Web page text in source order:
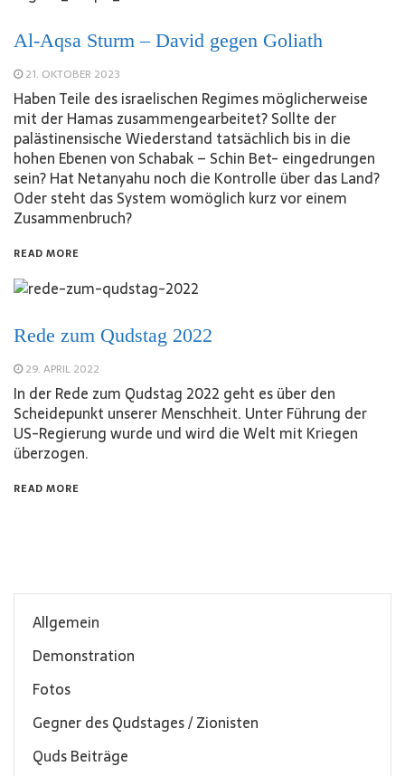
Al-Aqsa Sturm – David gegen Goliath
21. OKTOBER 2023
Haben Teile des israelischen Regimes möglicherweise
mit der Hamas zusammengearbeitet? Sollte der
palästinensische Wiederstand tatsächlich bis in die
hohen Ebenen von Schabak – Schin Bet- eingedrungen
sein? Hat Netanyahu noch die Kontrolle über das Land?
Oder steht das System womöglich kurz vor einem
Zusammenbruch?
READ MORE
Rede zum Qudstag 2022
29. APRIL 2022
In der Rede zum Qudstag 2022 geht es über den
Scheidepunkt unserer Menschheit. Unter Führung der
US-Regierung wurde und wird die Welt mit Kriegen
überzogen.
READ MORE
Allgemein
Demonstration
Fotos
Gegner des Qudstages / Zionisten
Quds Beiträge